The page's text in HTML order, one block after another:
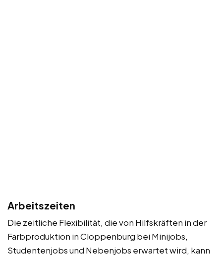
Arbeitszeiten
Die zeitliche Flexibilität, die von Hilfskräften in der
Farbproduktion in Cloppenburg bei Minijobs,
Studentenjobs und Nebenjobs erwartet wird, kann